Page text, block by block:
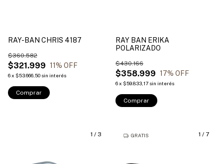
RAY-BAN CHRIS 4187
$321.999
$360.582
11% OFF
6x $53.666,50 sin interés
Comprar
RAY BAN ERIKA
POLARIZADO
$358.999
$430.166
17% OFF
6x $59.833,17 sin interés
Comprar
1 / 3 1 / 7
GRATIS